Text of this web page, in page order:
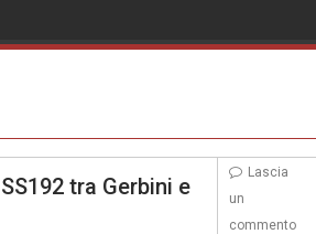
tra Gerbini e
Lascia
un
commento